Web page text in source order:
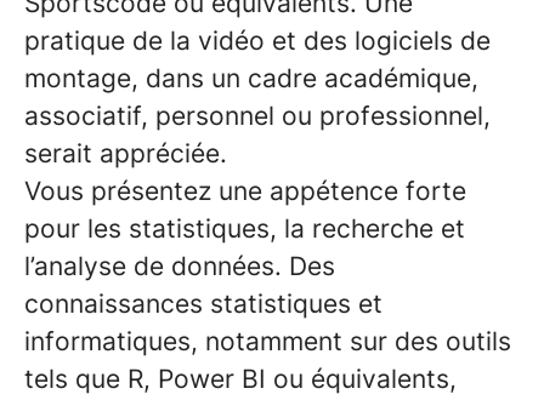
pratique de la vidéo et des logiciels de
montage, dans un cadre académique,
associatif, personnel ou professionnel,
serait appréciée.
Vous présentez une appétence forte
pour les statistiques, la recherche et
l’analyse de données. Des
connaissances statistiques et
informatiques, notamment sur des outils
tels que R, Power BI ou équivalents,